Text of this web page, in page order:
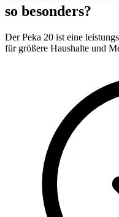
so besonders?
Der Peka 20 ist eine
für größere Haushalte und